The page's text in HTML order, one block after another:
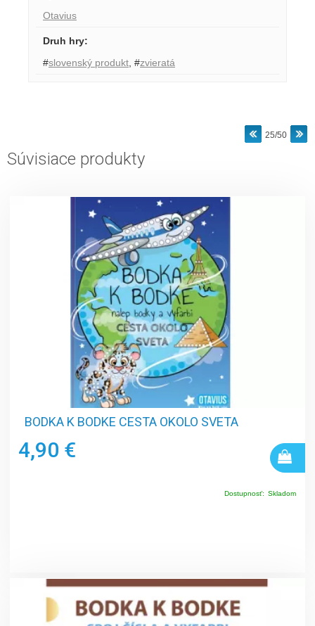
Otavius
Druh hry:
#slovenský produkt #zvieratá
25/50
Súvisiace produkty
BODKA K BODKE CESTA OKOLO SVETA
4,90 €
Dostupnosť: Skladom